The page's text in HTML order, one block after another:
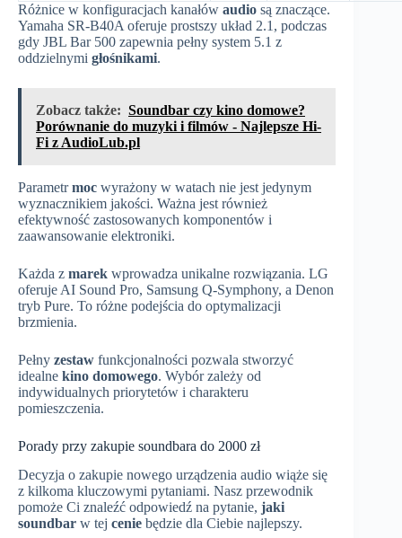
Różnice w konfiguracjach kanałów audio są znaczące.
Yamaha SR-B40A oferuje prostszy układ 2.1, podczas
gdy JBL Bar 500 zapewnia pełny system 5.1 z
oddzielnymi głośnikami.
Zobacz także: Soundbar czy kino domowe?
Porównanie do muzyki i filmów - Najlepsze Hi-
Fi z AudioLub.pl
Parametrmoc wyrażony w watach nie jest jedynym
wyznacznikiem jakości. Ważna jest również
efektywność zastosowanych komponentów i
zaawansowanie elektroniki.
Każda z marek wprowadza unikalne rozwiązania. LG
oferuje AI Sound Pro, Samsung Q-Symphony, a Denon
tryb Pure. To różne podejścia do optymalizacji
brzmienia.
Pełny zestaw funkcjonalności pozwala stworzyć
idealne kino domowego. Wybór zależy od
indywidualnych priorytetów i charakteru
pomieszczenia.
Porady przy zakupie soundbara do 2000 zł
Decyzja o zakupie nowego urządzenia audio wiąże się
z kilkoma kluczowymi pytaniami. Nasz przewodnik
pomoże Ci znaleźć odpowiedź na pytanie, jaki
soundbar w tej cenie będzie dla Ciebie najlepszy.